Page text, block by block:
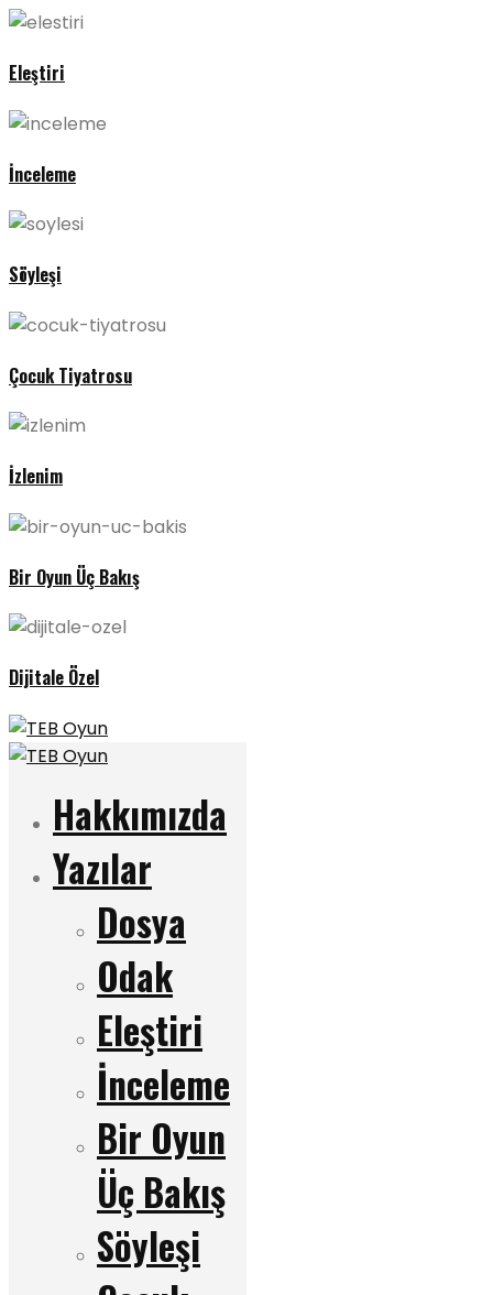
Eleştiri
İnceleme
Söyleşi
Çocuk Tiyatrosu
İzlenim
Bir Oyun Üç Bakış
Dijitale Özel
Hakkımızda
Yazılar
Dosya
Odak
Eleştiri
İnceleme
Bir Oyun
Üç Bakış
Söyleşi